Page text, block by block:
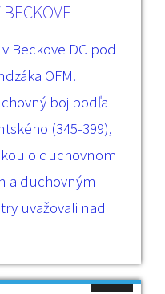
Beckove DC pod
OFM.
boj podľa
(345-399),
o duchovnom
a duchovným
uvažovali nad